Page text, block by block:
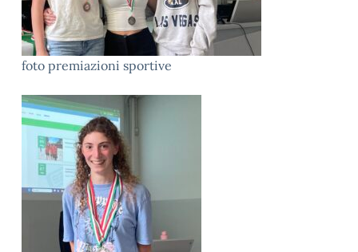
foto premiazioni sportive